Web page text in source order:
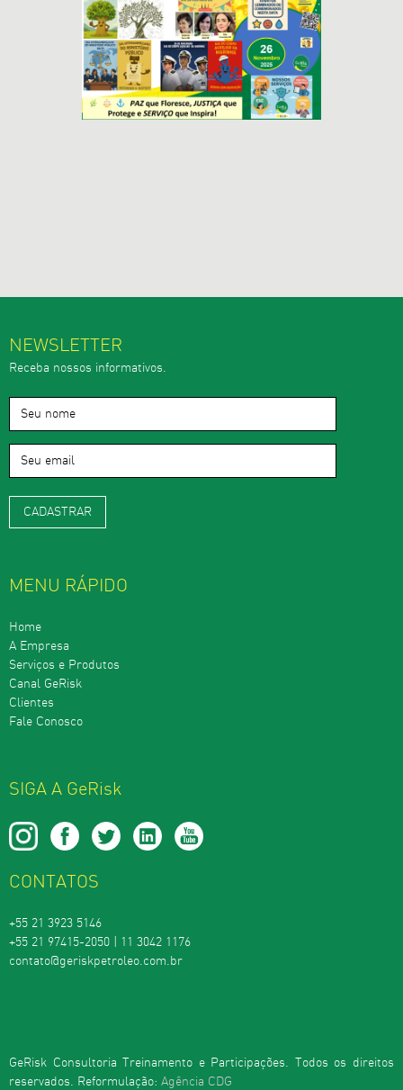
NEWSLETTER
Receba nossos informativos.
MENU RÁPIDO
Home
A Empresa
Serviços e Produtos
Canal GeRisk
Clientes
Fale Conosco
SIGA A GeRisk
CONTATOS
+55 21 3923 5146
+55 21 97415-2050 | 11 3042 1176
contato@geriskpetroleo.com.br
GeRisk Consultoria Treinamento e Participações. Todos os direitos
reservados. Reformulação: Agência CDG